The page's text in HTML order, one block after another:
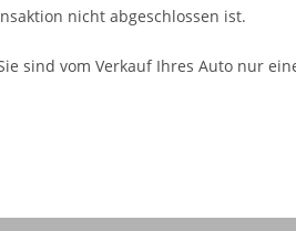
nicht abgeschlossen ist.
sind vom Verkauf Ihres Auto nur